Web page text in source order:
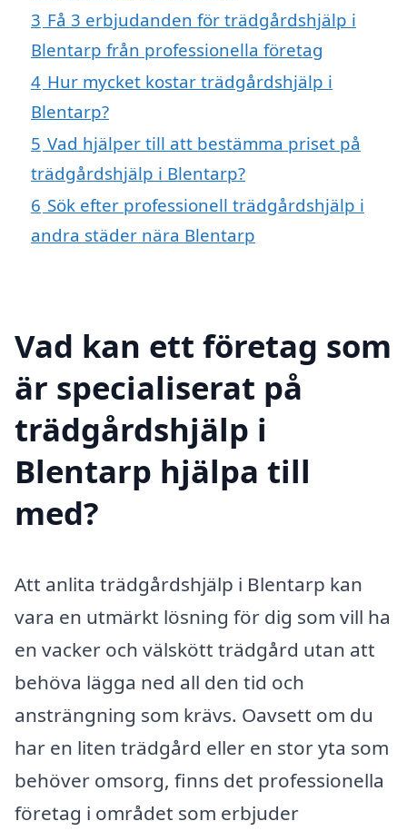
3 Få 3 erbjudanden för trädgårdshjälp i
Blentarp från professionella företag
4 Hur mycket kostar trädgårdshjälp i
Blentarp?
5 Vad hjälper till att bestämma priset på
trädgårdshjälp i Blentarp?
6 Sök efter professionell trädgårdshjälp i
andra städer nära Blentarp
Vad kan ett företag som
är specialiserat på
trädgårdshjälp i
Blentarp hjälpa till
med?
Att anlita trädgårdshjälp i Blentarp kan
vara en utmärkt lösning för dig som vill ha
en vacker och välskött trädgård utan att
behöva lägga ned all den tid och
ansträngning som krävs. Oavsett om du
har en liten trädgård eller en stor yta som
behöver omsorg, finns det professionella
företag i området som erbjuder